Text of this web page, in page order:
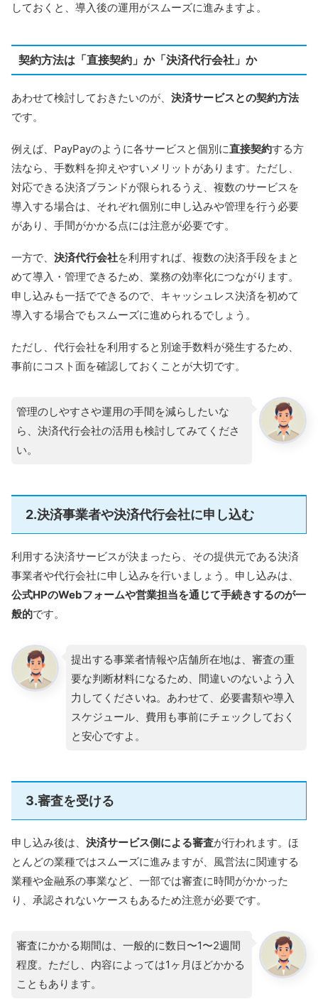
しておくと、導入後の運用がスムーズに進みますよ。
契約方法は「直接契約」か「決済代行会社」か
あわせて検討しておきたいのが、 決済サービスとの契約方法
です。
例えば、PayPayのように各サービスと個別に直接契約する方
法なら、手数料を抑えやすいメリットがあります。ただし、
対応できる決済ブランドが限られるうえ、複数のサービスを
導入する場合は、それぞれ個別に申し込みや管理を行う必要
があり、手間がかかる点には注意が必要です。
一方で、 決済代行会社を利用すれば、複数の決済手段をまと
めて導入・管理できるため、業務の効率化につながります。
申し込みも一括でできるので、キャッシュレス決済を初めて
導入する場合でもスムーズに進められるでしょう。
ただし、代行会社を利用すると別途手数料が発生するため、
事前にコスト面を確認しておくことが大切です。
管理のしやすさや運用の手間を減らしたいな
ら、決済代行会社の活用も検討してみてくださ
い。
2.決済事業者や決済代行会社に申し込む
利用する決済サービスが決まったら、その提供元である決済
事業者や代行会社に申し込みを行いましょう。申し込みは、
公式HPのWebフォームや営業担当を通じて手続きするのが一
般的です。
提出する事業者情報や店舗所在地は、審査の重
要な判断材料になるため、間違いのないよう入
力してくださいね。あわせて、必要書類や導入
スケジュール、費用も事前にチェックしておく
と安心ですよ。
3.審査を受ける
申し込み後は、 決済サービス側による審査が行われます。ほ
とんどの業種ではスムーズに進みますが、風営法に関連する
業種や金融系の事業など、一部では審査に時間がかかった
り、承認されないケースもあるため注意が必要です。
審査にかかる期間は、一般的に数日〜1〜2週間
程度。ただし、内容によっては1ヶ月ほどかかる
こともあります。